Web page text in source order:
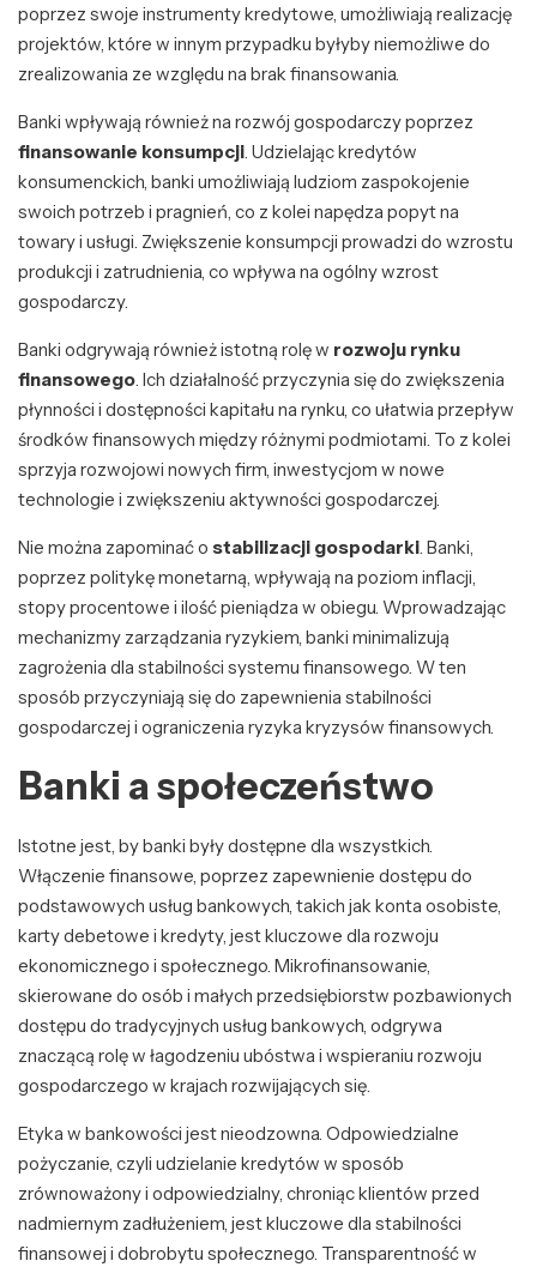
poprzez swoje instrumenty kredytowe, umożliwiają realizację
projektów, które w innym przypadku byłyby niemożliwe do
zrealizowania ze względu na brak finansowania.
Banki wpływają również na rozwój gospodarczy poprzez
finansowanie konsumpcji. Udzielając kredytów
konsumenckich, banki umożliwiają ludziom zaspokojenie
swoich potrzeb i pragnień, co z kolei napędza popyt na
towary i usługi. Zwiększenie konsumpcji prowadzi do wzrostu
produkcji i zatrudnienia, co wpływa na ogólny wzrost
gospodarczy.
Banki odgrywają również istotną rolę w rozwoju rynku
finansowego. Ich działalność przyczynia się do zwiększenia
płynności i dostępności kapitału na rynku, co ułatwia przepływ
środków finansowych między różnymi podmiotami. To z kolei
sprzyja rozwojowi nowych firm, inwestycjom w nowe
technologie i zwiększeniu aktywności gospodarczej.
Nie można zapominać o stabilizacji gospodarki. Banki,
poprzez politykę monetarną, wpływają na poziom inflacji,
stopy procentowe i ilość pieniądza w obiegu. Wprowadzając
mechanizmy zarządzania ryzykiem, banki minimalizują
zagrożenia dla stabilności systemu finansowego. W ten
sposób przyczyniają się do zapewnienia stabilności
gospodarczej i ograniczenia ryzyka kryzysów finansowych.
Banki a społeczeństwo
Istotne jest, by banki były dostępne dla wszystkich.
Włączenie finansowe, poprzez zapewnienie dostępu do
podstawowych usług bankowych, takich jak konta osobiste,
karty debetowe i kredyty, jest kluczowe dla rozwoju
ekonomicznego i społecznego. Mikrofinansowanie,
skierowane do osób i małych przedsiębiorstw pozbawionych
dostępu do tradycyjnych usług bankowych, odgrywa
znaczącą rolę w łagodzeniu ubóstwa i wspieraniu rozwoju
gospodarczego w krajach rozwijających się.
Etyka w bankowości jest nieodzowna. Odpowiedzialne
pożyczanie, czyli udzielanie kredytów w sposób
zrównoważony i odpowiedzialny, chroniąc klientów przed
nadmiernym zadłużeniem, jest kluczowe dla stabilności
finansowej i dobrobytu społecznego. Transparentność w